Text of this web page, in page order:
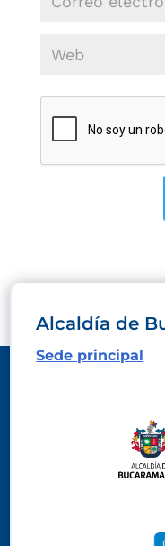
Alcaldía de
Sede principal